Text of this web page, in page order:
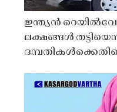
ഇന്ത്യൻ
ലക്ഷങ്ങൾ